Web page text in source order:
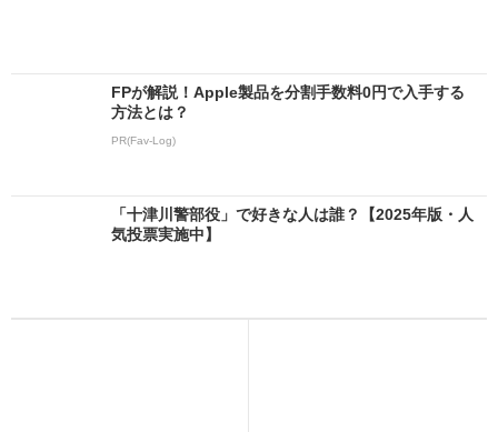
FPが解説！Apple製品を分割手数料0円で入手する
方法とは？
PR(Fav-Log)
「十津川警部役」で好きな人は誰？【2025年版・人
気投票実施中】